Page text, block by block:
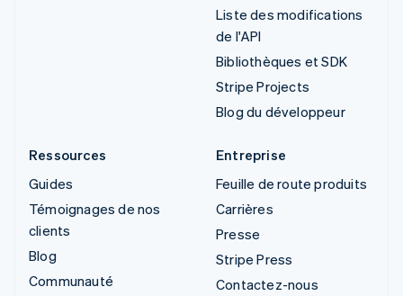
Liste des modifications
de l'API
Bibliothèques et SDK
Stripe Projects
Blog du développeur
Ressources
Guides
Témoignages de nos
clients
Blog
Communauté
Entreprise
Feuille de route produits
Carrières
Presse
Stripe Press
Contactez-nous